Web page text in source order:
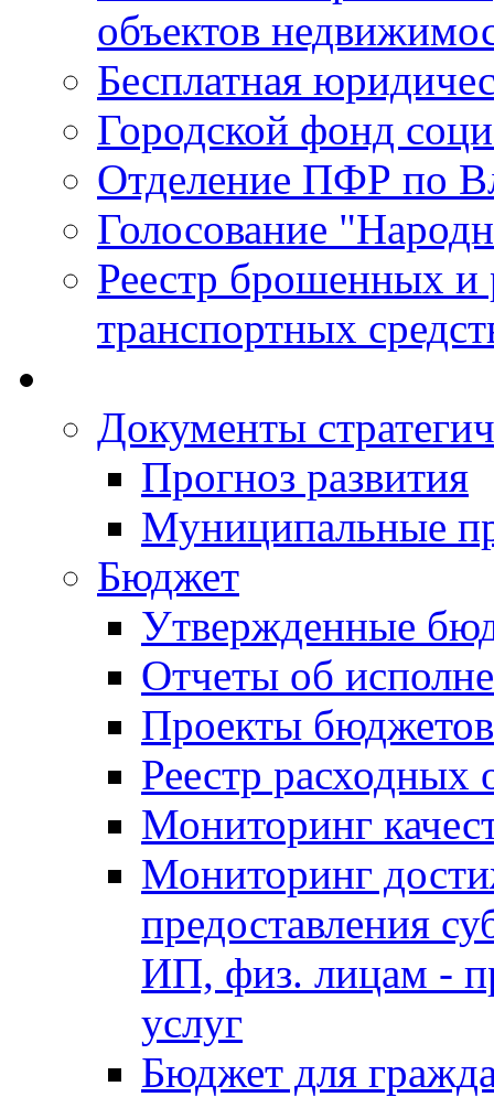
объектов
Бесплатная
Городской фонд
Отделение ПФР по
Голосование
Реестр брошенных и
транспортных
Документы
Прогноз развития
Муниципальные
Бюджет
Утвержденные
Отчеты об
Проекты бюджетов
Реестр расходных
Мониторинг
Мониторинг
предоставления
ИП, физ. лицам -
услуг
Бюджет для